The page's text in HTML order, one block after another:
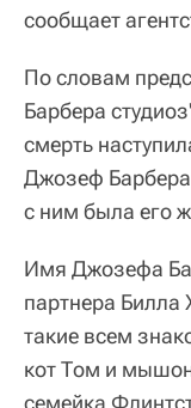
сообщает
По словам
Барбера
смерть
Джозеф
с ним была его
Имя Джозефа
партнера
такие всем
кот Том и
семейка